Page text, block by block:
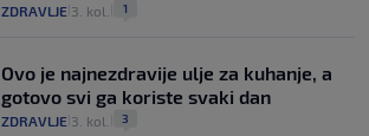
ZDRAVLJE 3. kol. 1
Ovo je najnezdravije ulje za kuhanje, a
gotovo svi ga koriste svaki dan
ZDRAVLJE 3. kol. 3